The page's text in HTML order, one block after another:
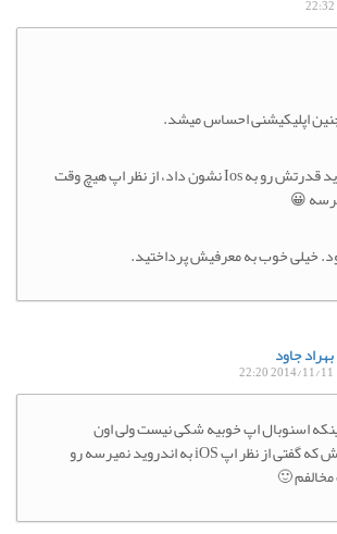
اپلیکیشنی احساس میشد.
این بار هم اندروید قدرتش رو به Ios نشون داد، از نظر اپ هیچ وقت
خیلی خوب به معرفیش پرداختید.
بهراد جاود
2014/11/11 22:20
اسنوبال اپ خوبیه شکی نیست ولی اون
قسمتش که گفتی از نظر اپ iOS به اندروید نمیرسه رو
🙂